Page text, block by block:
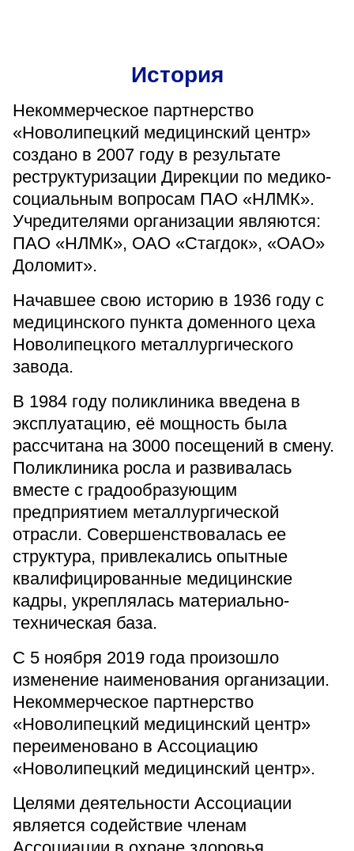
399000, г. Липецк, Плехановское лесничество,
Ленинский лесхоз, квартал 67
Понедельник — четверг
08:00–16:45
перерыв 12:00–12:30
Пятница
08:00–15:45
перерыв 12:00–12:30
Администратор
+7 (4742) 72-73-31
История
Некоммерческое партнерство
«Новолипецкий медицинский центр»
создано в 2007 году в результате
реструктуризации Дирекции по медико-
социальным вопросам ПАО «НЛМК».
Учредителями организации являются:
ПАО «НЛМК», ОАО «Стагдок», «ОАО»
Доломит».
Начавшее свою историю в 1936 году с
медицинского пункта доменного цеха
Новолипецкого металлургического
завода.
В 1984 году поликлиника введена в
эксплуатацию, её мощность была
рассчитана на 3000 посещений в смену.
Поликлиника росла и развивалась
вместе с градообразующим
предприятием металлургической
отрасли. Совершенствовалась ее
структура, привлекались опытные
квалифицированные медицинские
кадры, укреплялась материально-
техническая база.
С 5 ноября 2019 года произошло
изменение наименования организации.
Некоммерческое партнерство
«Новолипецкий медицинский центр»
переименовано в Ассоциацию
«Новолипецкий медицинский центр».
Целями деятельности Ассоциации
является содействие членам